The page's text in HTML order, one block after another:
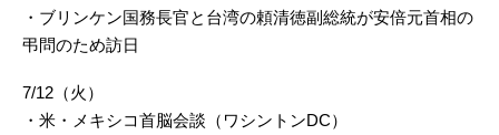
・ブリンケン国務長官と台湾の頼清徳副総統が安倍元首相の
弔問のため訪日
7/12（火）
・米・メキシコ首脳会談（ワシントンDC）